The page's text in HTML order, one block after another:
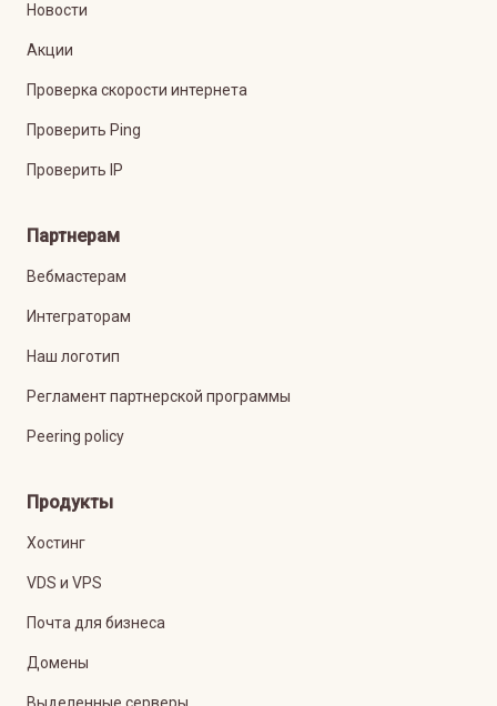
Новости
Акции
Проверка скорости интернета
Проверить Ping
Проверить IP
Партнерам
Вебмастерам
Интеграторам
Наш логотип
Регламент партнерской программы
Peering policy
Продукты
Хостинг
VDS и VPS
Почта для бизнеса
Домены